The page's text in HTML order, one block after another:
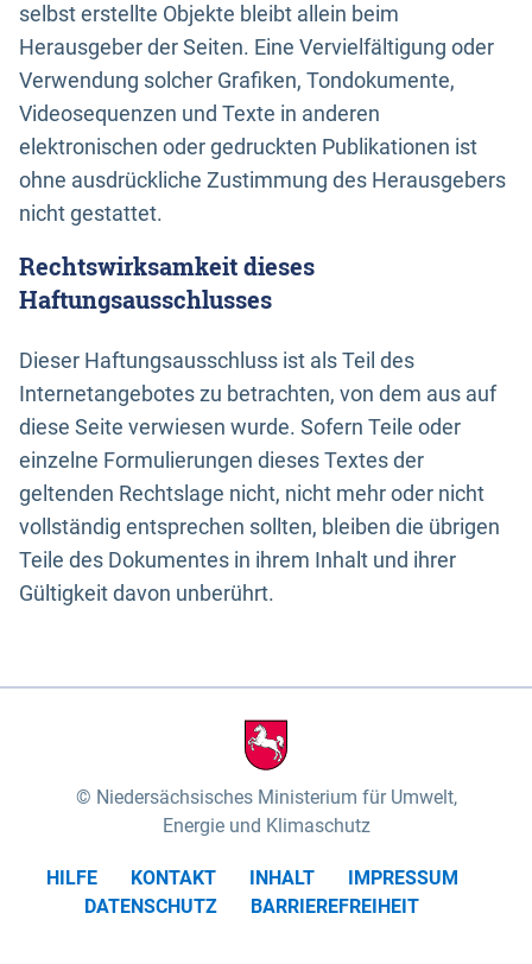
selbst erstellte Objekte bleibt allein beim
Herausgeber der Seiten. Eine Vervielfältigung oder
Verwendung solcher Grafiken, Tondokumente,
Videosequenzen und Texte in anderen
elektronischen oder gedruckten Publikationen ist
ohne ausdrückliche Zustimmung des Herausgebers
nicht gestattet.
Rechtswirksamkeit dieses
Haftungsausschlusses
Dieser Haftungsausschluss ist als Teil des
Internetangebotes zu betrachten, von dem aus auf
diese Seite verwiesen wurde. Sofern Teile oder
einzelne Formulierungen dieses Textes der
geltenden Rechtslage nicht, nicht mehr oder nicht
vollständig entsprechen sollten, bleiben die übrigen
Teile des Dokumentes in ihrem Inhalt und ihrer
Gültigkeit davon unberührt.
Niedersächsisches Ministerium für Umwelt,
Energie und Klimaschutz
HILFE KONTAKT INHALT
IMPRESSUM
DATENSCHUTZ
BARRIEREFREIHEIT